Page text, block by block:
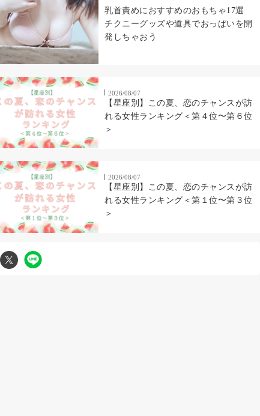
乳首責めにおすすめのおもちゃ17選
チクニーグッズや道具でおっぱいを開
発しちゃおう
2026/08/07
【星座別】この夏、恋のチャンスが訪
れる女性ランキング＜第４位〜第６位
＞
2026/08/07
【星座別】この夏、恋のチャンスが訪
れる女性ランキング＜第１位〜第３位
＞